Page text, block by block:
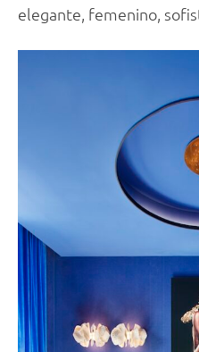
elegante, femenino,